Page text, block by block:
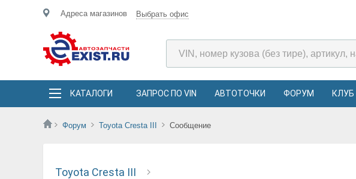
Адреса магазинов Выбрать офис
КАТАЛОГИ ЗАПРОС ПО VIN АВТОТОЧКИ ФОРУМ КЛУБ
Форум Toyota Cresta III Сообщение
Toyota Cresta III